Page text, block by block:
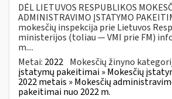
DĖL LIETUVOS RESPUBLIKOS
ADMINISTRAVIMO ĮSTATYMO
mokesčių inspekcija prie Lietuvos
ministerijos (toliau — VMI prie FM)
m....
Metai: 2022 Mokesčių žinyno
įstatymų pakeitimai » Mokesčių
2022 metais » Mokesčių
pakeitimai nuo 2022 m.